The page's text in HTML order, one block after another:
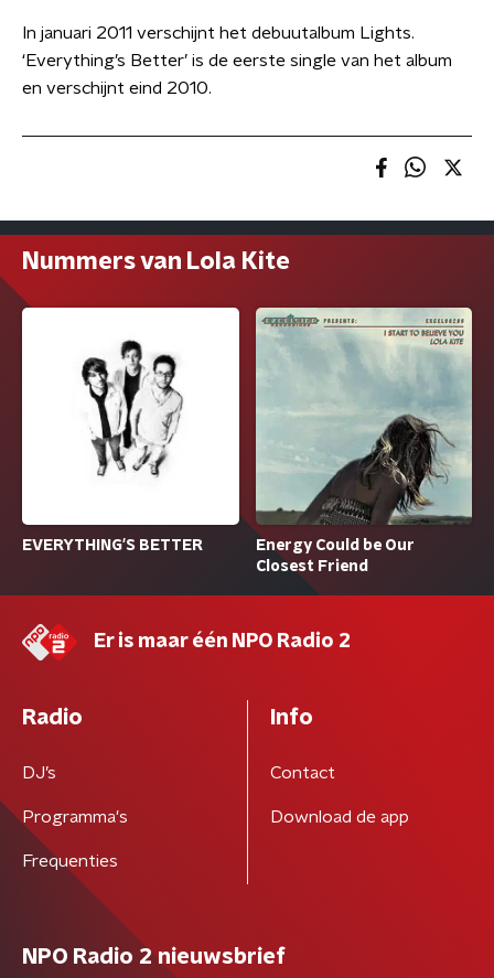
In januari 2011 verschijnt het debuutalbum Lights.
‘Everything’s Better’ is de eerste single van het album
en verschijnt eind 2010.
Nummers van Lola Kite
EVERYTHING'S BETTER
Energy Could be Our
Closest Friend
Er is maar één NPO Radio 2
Radio
DJ’s
Programma's
Frequenties
Info
Contact
Download de app
NPO Radio 2 nieuwsbrief